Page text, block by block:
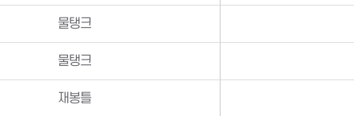
물탱크
물탱크
재봉틀